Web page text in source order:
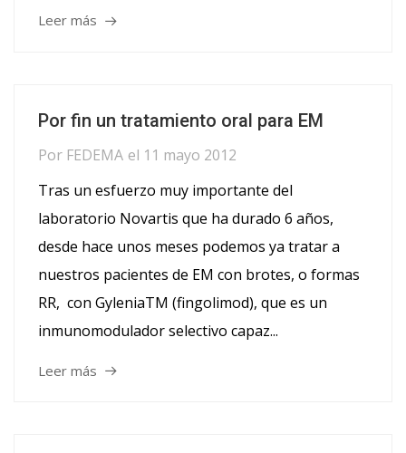
Leer más
Por fin un tratamiento oral para EM
Por FEDEMA el 11 mayo 2012
Tras un esfuerzo muy importante del
laboratorio Novartis que ha durado 6 años,
desde hace unos meses podemos ya tratar a
nuestros pacientes de EM con brotes, o formas
RR, con GyleniaTM (fingolimod), que es un
inmunomodulador selectivo capaz...
Leer más